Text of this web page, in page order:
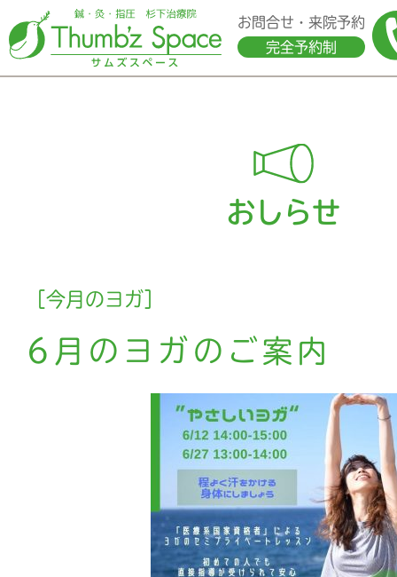
お問合せ・来院予約
完全予約制
おしらせ
［今月のヨガ］
6月のヨガのご案内